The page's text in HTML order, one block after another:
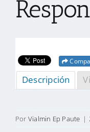
Descripción
Por Vialmin Ep Paute |